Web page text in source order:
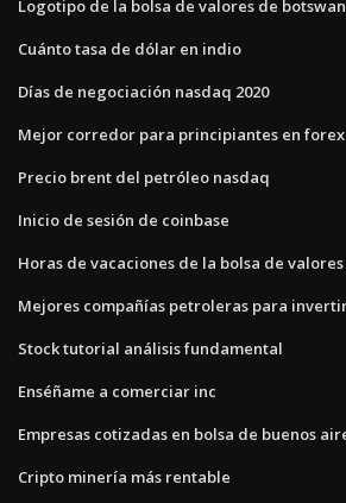
Logotipo de la bolsa de valores de
Cuánto tasa de dólar en indio
Días de negociación nasdaq 2020
Mejor corredor para principiantes en forex
Precio brent del petróleo nasdaq
Inicio de sesión de coinbase
Horas de vacaciones de la bolsa de valores
Mejores compañías petroleras para
Stock tutorial análisis fundamental
Enséñame a comerciar inc
Empresas cotizadas en bolsa de buenos
Cripto minería más rentable